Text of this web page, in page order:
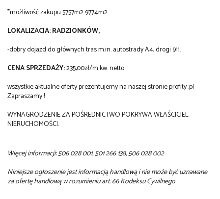
*możliwość zakupu 5757m2 9774m2
LOKALIZACJA: RADZIONKÓW,
-dobry dojazd do głównych tras m.in. autostrady A4, drogi 911.
CENA SPRZEDAŻY:235,00zł/m kw. netto
wszystkie aktualne oferty prezentujemy na naszej stronie profity .pl
Zapraszamy !
WYNAGRODZENIE ZA POŚREDNICTWO POKRYWA WŁAŚCICIEL
NIERUCHOMOŚCI.
Więcej informacji: 506 028 001, 501 266 138, 506 028 002
Niniejsze ogłoszenie jest informacją handlową i nie może być uznawane
za ofertę handlową w rozumieniu art. 66 Kodeksu Cywilnego.